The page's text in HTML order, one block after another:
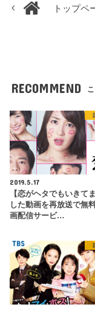
トップペ
RECOMMEND
2019.5.17
【恋がヘタでもいきて
した動画を再放送で無
画配信サービ…